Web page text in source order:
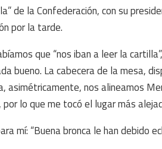
de la Confederación, con su
por la tarde.
que “nos iban a leer la
bueno. La cabecera de la mesa,
nos alineamos
lo que me tocó el lugar más
mí: “Buena bronca le han debido